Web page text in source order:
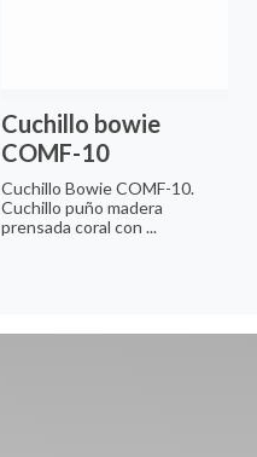
Cuchillo bowie
COMF-10
Cuchillo Bowie COMF-10.
Cuchillo puño madera
prensada coral con ...